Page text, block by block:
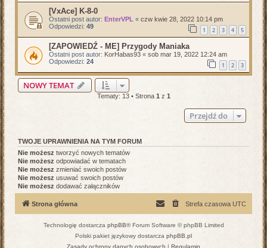
[VxAce] K-8-0
Ostatni post autor: EnterVPL « czw kwie 28, 2022 10:14 pm
Odpowiedzi: 49 1 2 3 4 5
[ZAPOWIEDŹ - ME] Przygody Maniaka
Ostatni post autor: KorHabas93 « sob mar 19, 2022 12:24 am
Odpowiedzi: 24 1 2 3
NOWY TEMAT
Tematy: 13 • Strona 1 z 1
Przejdź do
TWOJE UPRAWNIENIA NA TYM FORUM
Nie możesz tworzyć nowych tematów
Nie możesz odpowiadać w tematach
Nie możesz zmieniać swoich postów
Nie możesz usuwać swoich postów
Nie możesz dodawać załączników
Strona główna Strefa czasowa UTC
Technologię dostarcza phpBB® Forum Software © phpBB Limited
Polski pakiet językowy dostarcza phpBB.pl
Zasady ochrony danych osobowych | Regulamin